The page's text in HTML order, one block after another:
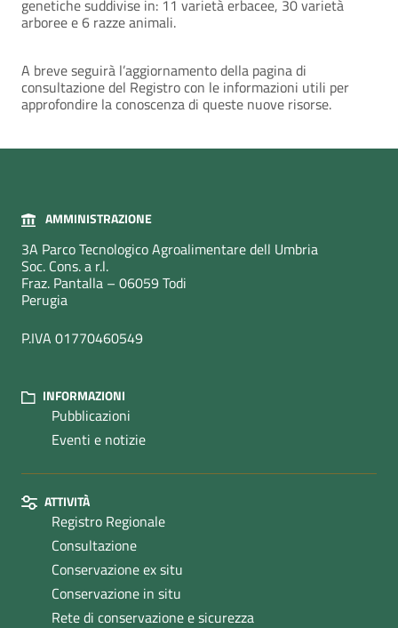
genetiche suddivise in: 11 varietà erbacee, 30 varietà
arboree e 6 razze animali.
A breve seguirà l’aggiornamento della pagina di
consultazione del Registro con le informazioni utili per
approfondire la conoscenza di queste nuove risorse.
AMMINISTRAZIONE
3A Parco Tecnologico Agroalimentare dell Umbria
Soc. Cons. a r.l.
Fraz. Pantalla – 06059 Todi
Perugia
P.IVA 01770460549
INFORMAZIONI
Pubblicazioni
Eventi e notizie
ATTIVITÀ
Registro Regionale
Consultazione
Conservazione ex situ
Conservazione in situ
Rete di conservazione e sicurezza